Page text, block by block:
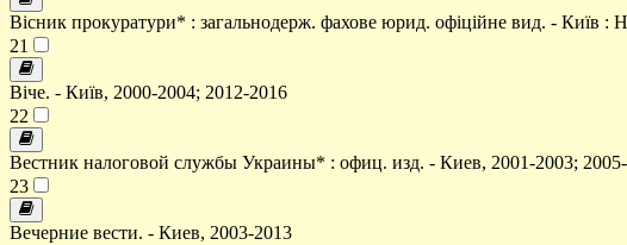
Вісник прокуратури* : загальнодерж. фахове юрид. офіційне вид. - Київ :
21
Віче. - Київ, 2000-2004; 2012-2016
22
Вестник налоговой службы Украины* : офиц. изд. - Киев, 2001-2003;
23
Вечерние вести. - Киев, 2003-2013